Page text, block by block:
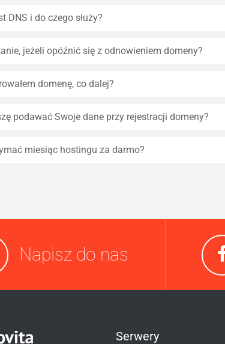
DNS i do czego służy?
jeżeli opóźnić się z odnowieniem domeny?
domenę, co dalej?
podawać Swoje dane przy rejestracji domeny?
miesiąc hostingu za darmo?
Napisz do nas
Serwery